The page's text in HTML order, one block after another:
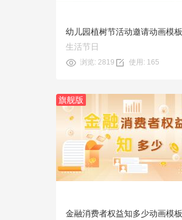
幼儿园植树节活动邀请动画模板
生活节日
浏览: 2819 使用: 165
旗舰版
预览
使用
金融消费者权益知多少动画模板